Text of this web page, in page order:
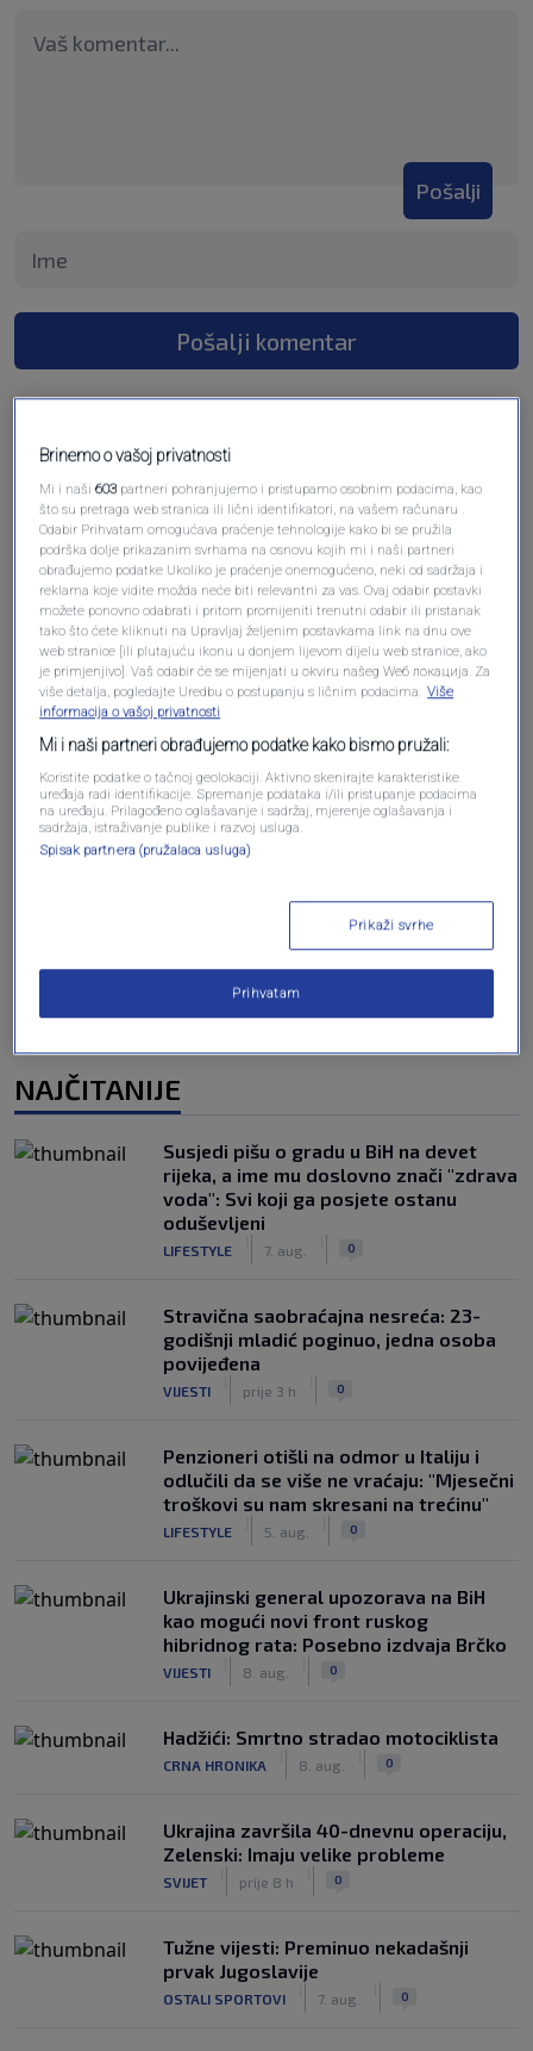
Pošalji
Pošalji komentar
Oglas
Oglas
NAJČITANIJE
Susjedi pišu o gradu u BiH na devet
rijeka, a ime mu doslovno znači "zdrava
voda": Svi koji ga posjete ostanu
oduševljeni
LIFESTYLE 7. aug. 0
Stravična saobraćajna nesreća: 23-
godišnji mladić poginuo, jedna osoba
povijeđena
VIJESTI prije 3 h 0
Penzioneri otišli na odmor u Italiju i
odlučili da se više ne vraćaju: "Mjesečni
troškovi su nam skresani na trećinu"
LIFESTYLE 5. aug. 0
Ukrajinski general upozorava na BiH
kao mogući novi front ruskog
hibridnog rata: Posebno izdvaja Brčko
VIJESTI 8. aug. 0
Hadžići: Smrtno stradao motociklista
CRNA HRONIKA 8. aug. 0
Ukrajina završila 40-dnevnu operaciju,
Zelenski: Imaju velike probleme
SVIJET prije 8 h 0
Tužne vijesti: Preminuo nekadašnji
prvak Jugoslavije
OSTALI SPORTOVI 7. aug. 0
Brinemo o vašoj privatnosti
Mi i naši603 partneri pohranjujemo i pristupamo osobnim podacima, kao
što su pretraga web stranica ili lični identifikatori, na vašem računaru .
Odabir Prihvatam omogućava praćenje tehnologije kako bi se pružila
podrška dolje prikazanim svrhama na osnovu kojih mi i naši partneri
obrađujemo podatke Ukoliko je praćenje onemogućeno, neki od sadržaja i
reklama koje vidite možda neće biti relevantni za vas. Ovaj odabir postavki
možete ponovno odabrati i pritom promijeniti trenutni odabir ili pristanak
tako što ćete kliknuti na Upravljaj željenim postavkama link na dnu ove
web stranice [ili plutajuću ikonu u donjem lijevom dijelu web stranice, ako
je primjenjivo]. Vaš odabir će se mijenjati u okviru našeg Wеб локација. Za
više detalja, pogledajte Uredbu o postupanju s ličnim podacima. Više
informacija o vašoj privatnosti
Mi i naši partneri obrađujemo podatke kako bismo pružali:
Koristite podatke o tačnoj geolokaciji. Aktivno skenirajte karakteristike
uređaja radi identifikacije. Spremanje podataka i/ili pristupanje podacima
na uređaju. Prilagođeno oglašavanje i sadržaj, mjerenje oglašavanja i
sadržaja, istraživanje publike i razvoj usluga.
Spisak partnera (pružalaca usluga)
Prikaži svrhe
Prihvatam